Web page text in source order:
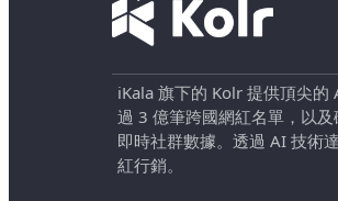
iKala 旗下的 Kolr 提供頂尖的
過 3 億筆跨國網紅名單，以
即時社群數據。透過 AI 技術
紅行銷。